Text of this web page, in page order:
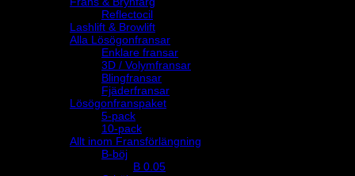
Reflectocil
Lashlift & Browlift
Alla Lösögonfransar
Enklare fransar
3D / Volymfransar
Blingfransar
Fjäderfransar
Lösögonfranspaket
5-pack
10-pack
Allt inom Fransförlängning
B-böj
B 0.05